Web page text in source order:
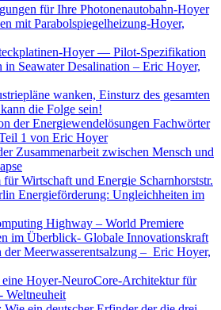
für Ihre Photonenautobahn-Hoyer
mit Parabolspiegelheizung-Hoyer,
— Pilot‑Spezifikation
in Seawater Desalination – Eric Hoyer,
wanken, Einsturz des gesamten
die Folge sein!
der Energiewendelösungen Fachwörter
1 von Eric Hoyer
Zusammenarbeit zwischen Mensch und
Wirtschaft und Energie Scharnhorststr.
Energieförderung: Ungleichheiten im
Highway – World Premiere
im Überblick- Globale Innovationskraft
der Meerwasserentsalzung – Eric Hoyer,
Hoyer-NeuroCore-Architektur für
Weltneuheit